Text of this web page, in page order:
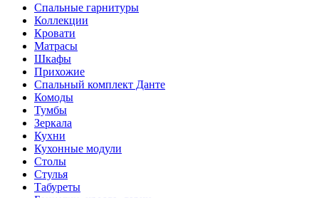
Спальные гарнитуры
Коллекции
Кровати
Матрасы
Шкафы
Прихожие
Спальный комплект Данте
Комоды
Тумбы
Зеркала
Кухни
Кухонные модули
Столы
Стулья
Табуреты